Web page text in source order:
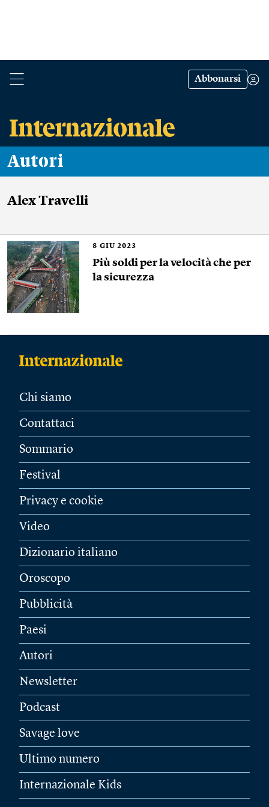
Abbonarsi
Autori
Alex Travelli
8 GIU 2023
Più soldi per la velocità che per
la sicurezza
Chi siamo
Contattaci
Sommario
Festival
Privacy e cookie
Video
Dizionario italiano
Oroscopo
Pubblicità
Paesi
Autori
Newsletter
Podcast
Savage love
Ultimo numero
Internazionale Kids